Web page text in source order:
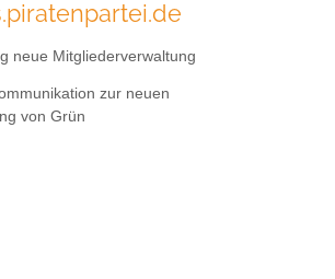
neue Mitgliederverwaltung
zur neuen
von Grün